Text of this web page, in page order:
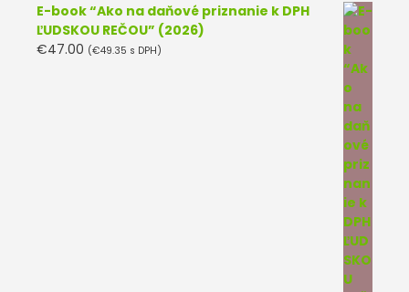
E-book “Ako na daňové priznanie k DPH
ĽUDSKOU REČOU” (2026)
€47.00 (€49.35 s DPH)